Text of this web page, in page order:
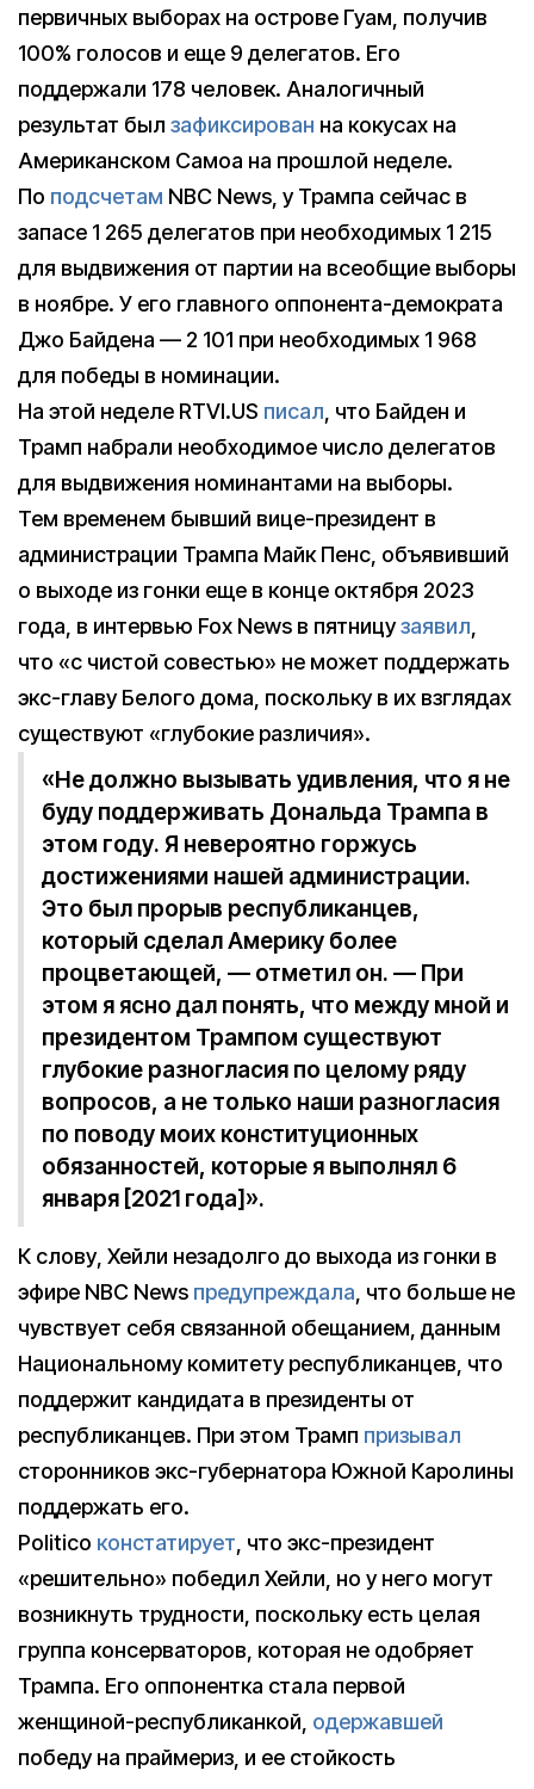
первичных выборах на острове Гуам, получив
100% голосов и еще 9 делегатов. Его
поддержали 178 человек. Аналогичный
результат был зафиксирован на кокусах на
Американском Самоа на прошлой неделе.
По подсчетам NBC News, у Трампа сейчас в
запасе 1 265 делегатов при необходимых 1 215
для выдвижения от партии на всеобщие выборы
в ноябре. У его главного оппонента-демократа
Джо Байдена — 2 101 при необходимых 1 968
для победы в номинации.
На этой неделе RTVI.US писал, что Байден и
Трамп набрали необходимое число делегатов
для выдвижения номинантами на выборы.
Тем временем бывший вице-президент в
администрации Трампа Майк Пенс, объявивший
о выходе из гонки еще в конце октября 2023
года, в интервью Fox News в пятницузаявил,
что «с чистой совестью» не может поддержать
экс-главу Белого дома, поскольку в их взглядах
существуют «глубокие различия».
«Не должно вызывать удивления, что я не
буду поддерживать Дональда Трампа в
этом году. Я невероятно горжусь
достижениями нашей администрации.
Это был прорыв республиканцев,
который сделал Америку более
процветающей, — отметил он. — При
этом я ясно дал понять, что между мной и
президентом Трампом существуют
глубокие разногласия по целому ряду
вопросов, а не только наши разногласия
по поводу моих конституционных
обязанностей, которые я выполнял 6
января [2021 года]».
К слову, Хейли незадолго до выхода из гонки в
эфире NBC News предупреждала, что больше не
чувствует себя связанной обещанием, данным
Национальному комитету республиканцев, что
поддержит кандидата в президенты от
республиканцев. При этом Трамп призывал
сторонников экс-губернатора Южной Каролины
поддержать его.
Politico констатирует, что экс-президент
«решительно» победил Хейли, но у него могут
возникнуть трудности, поскольку есть целая
группа консерваторов, которая не одобряет
Трампа. Его оппонентка стала первой
женщиной-республиканкой, одержавшей
победу на праймериз, и ее стойкость